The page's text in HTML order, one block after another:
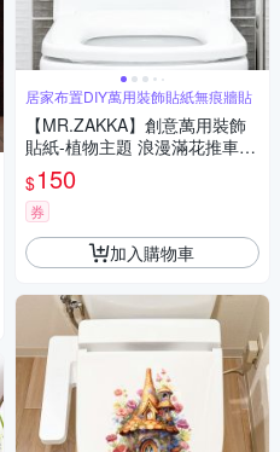
居家布置DIY萬用裝飾貼紙無痕牆貼
【MR.ZAKKA】創意萬用裝飾
貼紙-植物主題 浪漫滿花推車
居家布置 DIY可移式壁貼 無痕
壁貼 牆貼
$150
券
加入購物車